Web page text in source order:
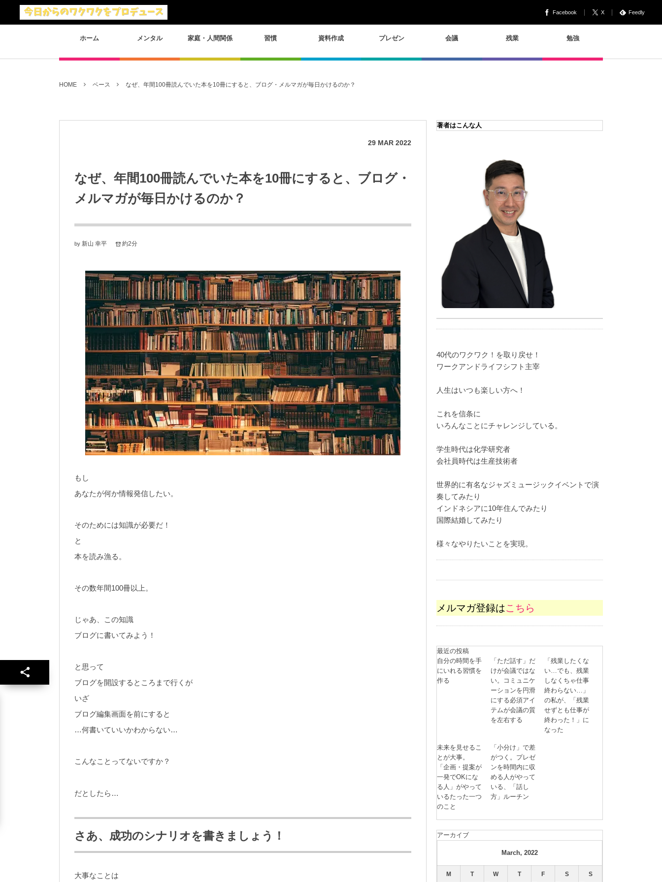
Facebook X Feedly
ホーム メンタル 家庭・人間関係 習慣 資料作成 プレゼン 会議 残業 勉強
HOME ベース なぜ、年間100冊読んでいた本を10冊にすると、ブログ・メルマガが毎日かけるのか？
29 MAR 2022
なぜ、年間100冊読んでいた本を10冊にすると、ブログ・
メルマガが毎日かけるのか？
by 新山 幸平 約2分
もし
あなたが何か情報発信したい。
そのためには知識が必要だ！
と
本を読み漁る。
その数年間100冊以上。
じゃあ、この知識
ブログに書いてみよう！
と思って
ブログを開設するところまで行くが
いざ
ブログ編集画面を前にすると
…何書いていいかわからない…
こんなことってないですか？
だとしたら…
さあ、成功のシナリオを書きましょう！
大事なことは
著者はこんな人
40代のワクワク！を取り戻せ！
ワークアンドライフシフト主宰
人生はいつも楽しい方へ！
これを信条に
いろんなことにチャレンジしている。
学生時代は化学研究者
会社員時代は生産技術者
世界的に有名なジャズミュージックイベントで演
奏してみたり
インドネシアに10年住んでみたり
国際結婚してみたり
様々なやりたいことを実現。
メルマガ登録はこちら
最近の投稿
自分の時間を手
にいれる習慣を
作る
「ただ話す」だ
けが会議ではな
い。コミュニケ
ーションを円滑
にする必須アイ
テムが会議の質
を左右する
「残業したくな
い…でも、残業
しなくちゃ仕事
終わらない…」
の私が、「残業
せずとも仕事が
終わった！」に
なった
未来を見せるこ
とが大事。
「企画・提案が
一発でOKにな
る人」がやって
いるたった一つ
のこと
「小分け」で差
がつく。プレゼ
ンを時間内に収
める人がやって
いる、「話し
方」ルーチン
アーカイブ
March, 2022
M T W T F S S